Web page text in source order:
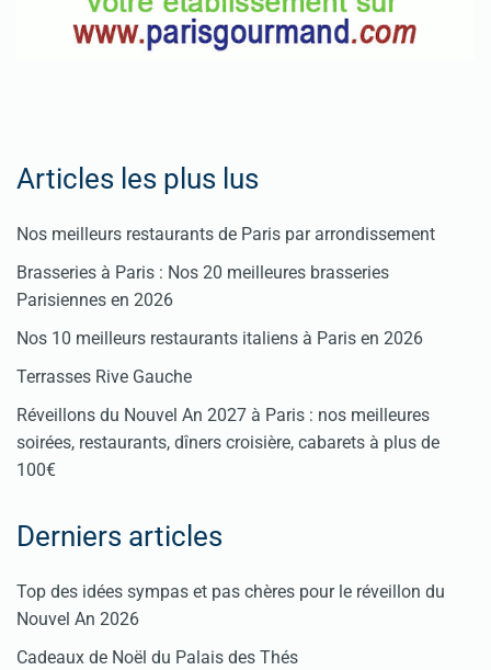
Articles les plus lus
Nos meilleurs restaurants de Paris par arrondissement
Brasseries à Paris : Nos 20 meilleures brasseries
Parisiennes en 2026
Nos 10 meilleurs restaurants italiens à Paris en 2026
Terrasses Rive Gauche
Réveillons du Nouvel An 2027 à Paris : nos meilleures
soirées, restaurants, dîners croisière, cabarets à plus de
100€
Derniers articles
Top des idées sympas et pas chères pour le réveillon du
Nouvel An 2026
Cadeaux de Noël du Palais des Thés